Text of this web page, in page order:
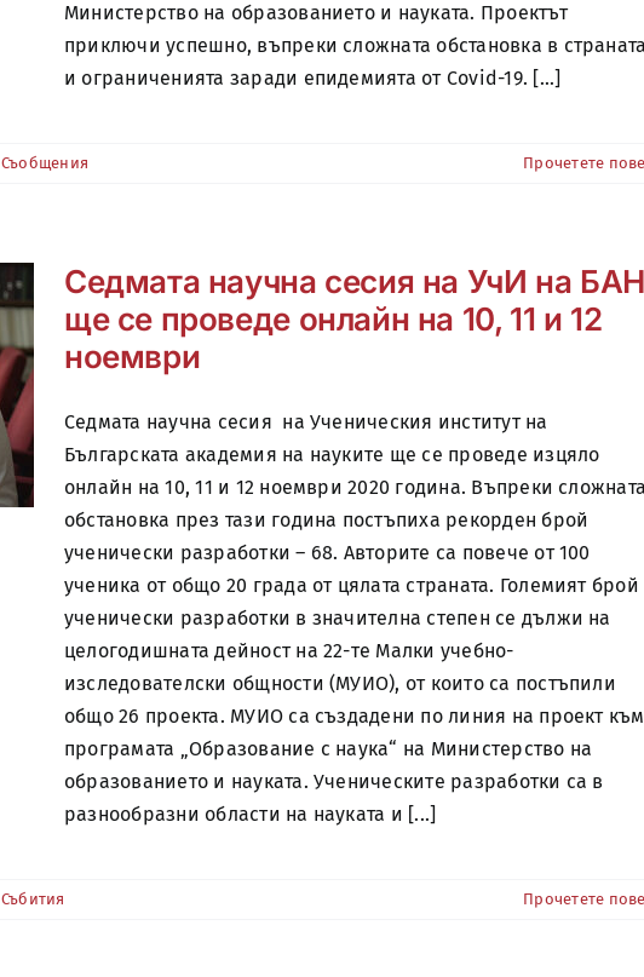
Министерство на образованието и науката. Проектът
приключи успешно, въпреки сложната обстановка в
и ограниченията заради епидемията от Covid-19. [...]
Съобщения Прочетете
Седмата научна сесия на УчИ на БАН
ще се проведе онлайн на 10, 11 и 12
ноември
Седмата научна сесия на Ученическия институт на
Българската академия на науките ще се проведе изцяло
онлайн на 10, 11 и 12 ноември 2020 година. Въпреки
обстановка през тази година постъпиха рекорден брой
ученически разработки – 68. Авторите са повече от 100
ученика от общо 20 града от цялата страната. Големият брой
ученически разработки в значителна степен се дължи на
целогодишната дейност на 22-те Малки учебно-
изследователски общности (МУИО), от които са постъпили
общо 26 проекта. МУИО са създадени по линия на проект към
програмата „Образование с наука“ на Министерство на
образованието и науката. Ученическите разработки са в
разнообразни области на науката и [...]
Събития Прочетете